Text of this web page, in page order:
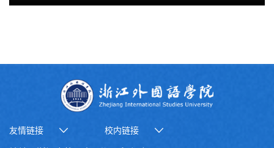
友情链接 校内链接